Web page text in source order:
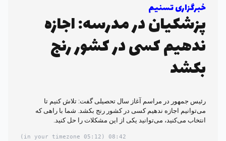
خبرگزاری تسنیم
پزشکیان در مدرسه: اجازه
ندهیم کسی در کشور رنج
بکشد
رئیس جمهور در مراسم آغاز سال تحصیلی گفت: تلاش کنیم تا
می‌توانیم اجازه ندهیم کسی در کشور رنج بکشد. شما با راهی که
انتخاب می‌کنید، می‌توانید یکی از این مشکلات را حل کنید.
08:42
(05:12 in your timezone)